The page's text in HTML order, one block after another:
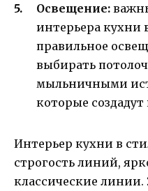
Освещение:
интерьера кухни
правильное
выбирать
мыльничными
которые
Интерьер кухни в
строгость линий,
классические линии.